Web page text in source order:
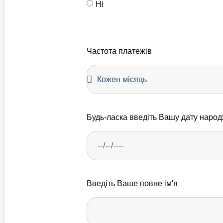
Ні
Частота платежів
Будь-ласка введіть Вашу дату
Введіть Ваше повне ім'я